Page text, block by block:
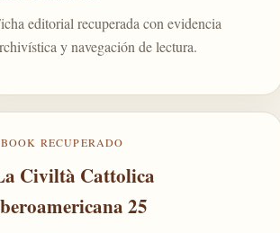
editorial recuperada con evidencia
y navegación de lectura.
RECUPERADO
Civiltà Cattolica
25